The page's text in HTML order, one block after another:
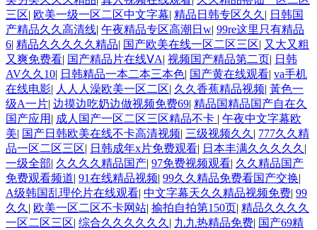
三区| 欧美一级一区二区中文字幕| 精品日韩专区久久 | 日韩国
产精品久久高清线| 午夜精品专区高潮日w| 99re这里只有精品
6| 精品久久久久久精品| 国产欧美在线一区二区三区| 又大又粗
又爽免费看| 国产精品片在线ⅤA| 视频国产精品第二页| 日韩
AV久久10| 日韩精品一本二本三本色| 国产黄在线观看| va手机
在线电影| 人人人澡欧美一区二区| 久久香蕉精品视频| 黃色一
级A一片| 边摸边吃奶边做视频免费69| 精品国精品国产自在久
国产应用 | 成人国产一区二区三区精品不卡 | 午夜中文字幕欧
美| 国产日韩欧美在线不卡高清视频| 三级视频久久 | 777久久精
品一区二区三区| 日韩成年x片免费观看| 日本丰满久久久久久 |
一级全部| 久久久久精品国产| 97免费视频观看| 久久精品国产
免费观看频道| 91在线精品视频| 99久久精品免费看国产交换|
A级韩国乱理伦片在线观看| 中文字幕天久久精品视频免费| 99
久久 | 欧美一区二区不卡网站| 揄拍自拍第150页| 精品久久久久
一区二区三区| 综合久久久久久久 | 九九热精品免费| 国产69精